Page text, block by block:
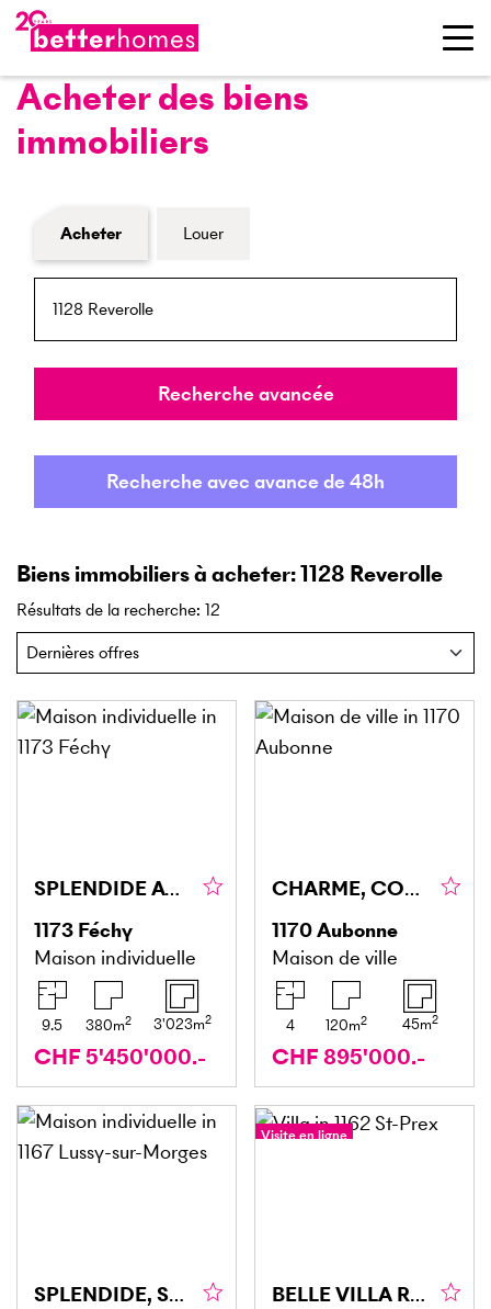
Acheter des biens
immobiliers
Formulaire de recherche de biens
Acheter Louer
NPA / Lieu
Rayon
Recherche avancée
Recherche avec avance de 48h
Biens immobiliers à acheter: 1128 Reverolle
Résultats de la recherche: 12
SPLENDIDE AVEC VUE PANORAMIQUE SUR LE LAC
1173 Féchy
Maison individuelle
9.5 380m2 3'023m2
CHF 5'450'000.-
CHARME, CONFORT ET AUTHENTICITÉ
1170Aubonne
Maison de ville
4 120m2 45m2
CHF 895'000.-
SPLENDIDE, SPACIEUSE ET LUMINEUSE AVEC GRAND JARDIN
Visite en ligne
BELLE VILLA RÉNOVÉE AVEC 3 APPARTEMENTS ET JARDIN